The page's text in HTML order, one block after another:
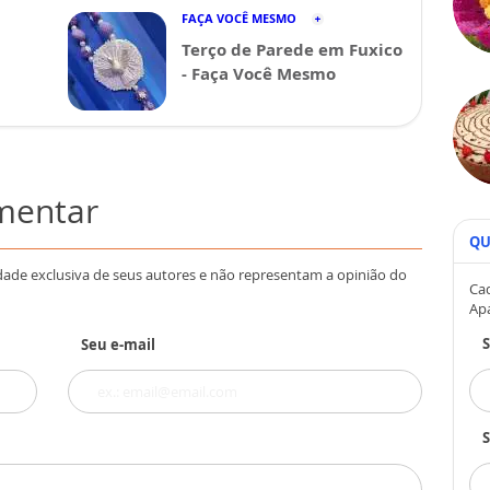
FAÇA VOCÊ MESMO
Terço de Parede em Fuxico
- Faça Você Mesmo
exclusiva de seus autores e não representam a opinião do
Seu e-mail